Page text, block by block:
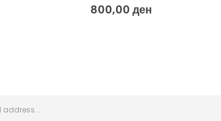
0 out of 5
800,00 ден